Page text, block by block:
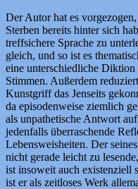
Der Autor hat es
Sterben bereits hinter sich
treffsichere Sprache zu
gleich, und so ist es
eine unterschiedliche Diktion
Stimmen. Außerdem
Kunstgriff das Jenseits
da episodenweise ziemlich
als unpathetische Antwort
jedenfalls überraschende
Lebensweisheiten. Der
nicht gerade leicht zu
ist insoweit auch existenziell
ist er als zeitloses Werk